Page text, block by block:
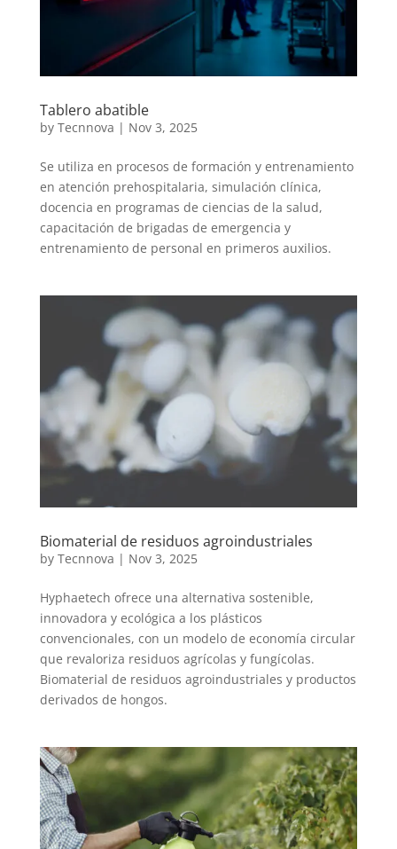
Tablero abatible
by Tecnnova | Nov 3, 2025
Se utiliza en procesos de formación y entrenamiento
en atención prehospitalaria, simulación clínica,
docencia en programas de ciencias de la salud,
capacitación de brigadas de emergencia y
entrenamiento de personal en primeros auxilios.
Biomaterial de residuos agroindustriales
by Tecnnova | Nov 3, 2025
Hyphaetech ofrece una alternativa sostenible,
innovadora y ecológica a los plásticos
convencionales, con un modelo de economía circular
que revaloriza residuos agrícolas y fungícolas.
Biomaterial de residuos agroindustriales y productos
derivados de hongos.